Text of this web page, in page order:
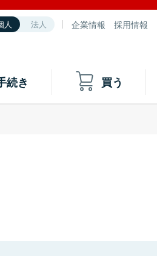
人 法人 企業情報 採用情報
続き 買う